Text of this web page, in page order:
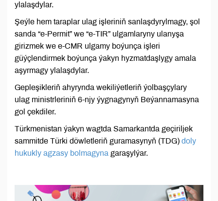
ylalaşdylar.
Şeýle hem taraplar ulag işleriniň sanlaşdyrylmagy, şol
sanda “e-Permit” we “e-TIR” ulgamlaryny ulanyşa
girizmek we e-CMR ulgamy boýunça işleri
güýçlendirmek boýunça ýakyn hyzmatdaşlygy amala
aşyrmagy ylalaşdylar.
Gepleşikleriň ahyrynda wekiliýetleriň ýolbaşçylary
ulag ministrleriniň 6-njy ýygnagynyň Beýannamasyna
gol çekdiler.
Türkmenistan ýakyn wagtda Samarkantda geçiriljek
sammitde Türki döwletleriň guramasynyň (TDG) doly
hukukly agzasy bolmagyna garaşylýar.